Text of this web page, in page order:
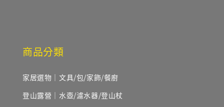
商品分類
家居選物｜文具/包/家飾/餐廚
登山露營｜水壺/濾水器/登山杖